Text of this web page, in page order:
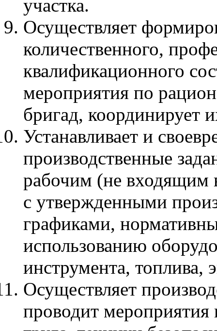
участка.
Осуществляет
количественного,
квалификационного
мероприятия по
бригад, координирует
Устанавливает и
производственные
рабочим (не входящим
с утвержденными
графиками,
использованию
инструмента, топлива,
Осуществляет
проводит